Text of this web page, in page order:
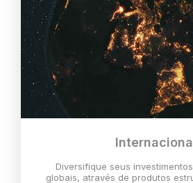
Diversifique seus
globais, através de produtos